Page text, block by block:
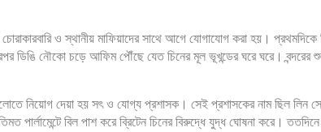
ও স্থানীয় মাফিয়াদের সাথে আগে যোগাযোগ করা হয়।
ডিঙি নৌকো চড়ে আফিম পৌঁছে যেত চিনের মূল ভূখন্ডের ঘরে ঘরে। বন্দরের
নিয়োগ দেয়া হয় সৎ ও যোগ্য প্রশাসক। সেই প্রশাসকের নাম ছিল লিন
পার্লামেন্টে বিল পাশ করে ব্রিটেন চিনের বিরুদ্ধে যুদ্ধ ঘোষনা করে।